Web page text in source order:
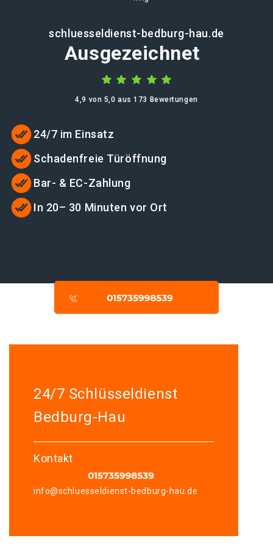
schluesseldienst-bedburg-hau.de
Ausgezeichnet
4,9 von 5,0 aus 173 Bewertungen
24/7 im Einsatz
Schadenfreie Türöffnung
Bar- & EC-Zahlung
In 20– 30 Minuten vor Ort
24/7 Schlüsseldienst
Bedburg-Hau
Kontakt
info@schluesseldienst-bedburg-hau.de